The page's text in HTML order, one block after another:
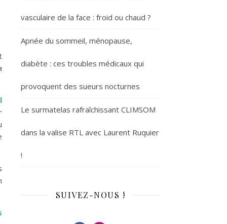
vasculaire de la face : froid ou chaud ?
Apnée du sommeil, ménopause,
diabète : ces troubles médicaux qui
provoquent des sueurs nocturnes
Le surmatelas rafraîchissant CLIMSOM
dans la valise RTL avec Laurent Ruquier
!
SUIVEZ-NOUS !